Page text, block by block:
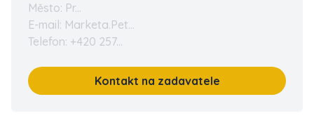
Město: Pr...
E-mail: Marketa.Pet...
Telefon: +420 257...
Kontakt na zadavatele